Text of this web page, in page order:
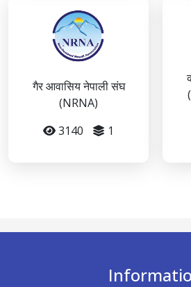
गैर आवासिय नेपाली संघ
(NRNA)
3140
1